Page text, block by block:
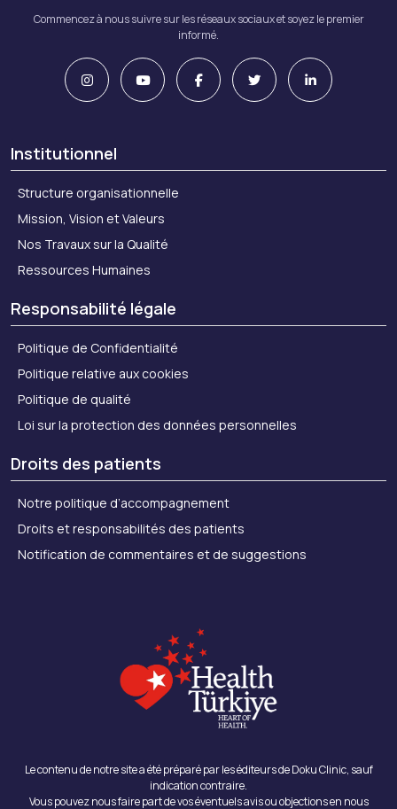
Commencez à nous suivre sur les réseaux sociaux et soyez le premier
informé.
Institutionnel
Structure organisationnelle
Mission, Vision et Valeurs
Nos Travaux sur la Qualité
Ressources Humaines
Responsabilité légale
Politique de Confidentialité
Politique relative aux cookies
Politique de qualité
Loi sur la protection des données personnelles
Droits des patients
Notre politique d’accompagnement
Droits et responsabilités des patients
Notification de commentaires et de suggestions
Le contenu de notre site a été préparé par les éditeurs de Doku Clinic, sauf
indication contraire.
Vous pouvez nous faire part de vos éventuels avis ou objections en nous